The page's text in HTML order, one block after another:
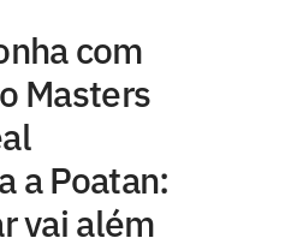
com
Masters
a Poatan:
vai além